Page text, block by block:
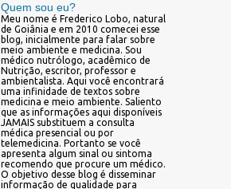
Quem sou eu?
Meu nome é Frederico Lobo, natural
de Goiânia e em 2010 comecei esse
blog, inicialmente para falar sobre
meio ambiente e medicina. Sou
médico nutrólogo, acadêmico de
Nutrição, escritor, professor e
ambientalista. Aqui você encontrará
uma infinidade de textos sobre
medicina e meio ambiente. Saliento
que as informações aqui disponíveis
JAMAIS substituem a consulta
médica presencial ou por
telemedicina. Portanto se você
apresenta algum sinal ou sintoma
recomendo que procure um médico.
O objetivo desse blog é disseminar
informação de qualidade para